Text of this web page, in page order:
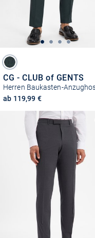
CG - CLUB of GENTS
ab 119,99 €